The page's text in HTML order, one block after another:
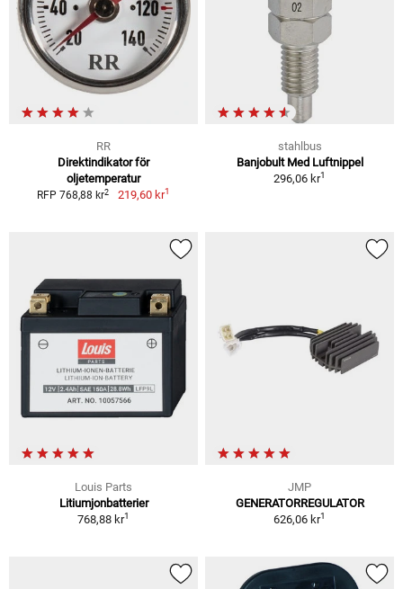
RR
Direktindikator för
oljetemperatur
RFP 768,88 kr2 219,60 kr1
stahlbus
Banjobult Med Luftnippel
296,06 kr1
Louis Parts
Litiumjonbatterier
768,88 kr1
JMP
GENERATORREGULATOR
626,06 kr1